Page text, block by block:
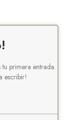
tu primera entrada.
escribir!